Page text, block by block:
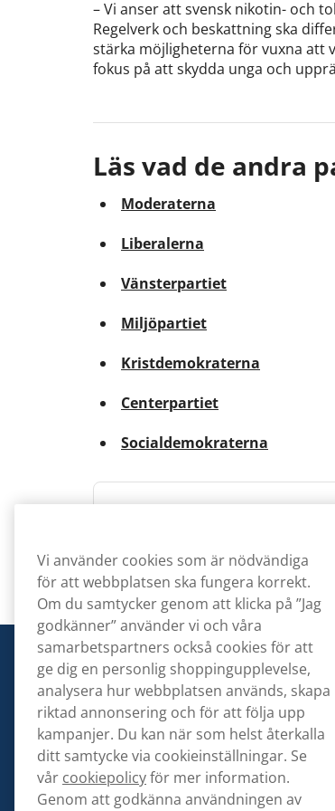
– Vi anser att svensk nikotin- och
Regelverk och beskattning ska
stärka möjligheterna för vuxna att
fokus på att skydda unga och
Läs vad de andra
Moderaterna
Liberalerna
Vänsterpartiet
Miljöpartiet
Kristdemokraterna
Centerpartiet
Socialdemokraterna
Denna tobaksprodukt kan vara
hälsan och är
för personer under 18 år.
Vi använder cookies som är nödvändiga
för att webbplatsen ska fungera korrekt.
Om du samtycker genom att klicka på ”Jag
godkänner” använder vi och våra
samarbetspartners också cookies för att
ge dig en personlig shoppingupplevelse,
analysera hur webbplatsen används, skapa
riktad annonsering och för att följa upp
kampanjer. Du kan när som helst återkalla
ditt samtycke via cookieinställningar. Se
vår cookiepolicyför mer information.
Genom att godkänna användningen av